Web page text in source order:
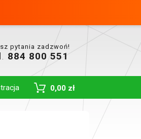
pytania zadzwoń!
884 800 551
0,00 zł
Toggle Dropdown